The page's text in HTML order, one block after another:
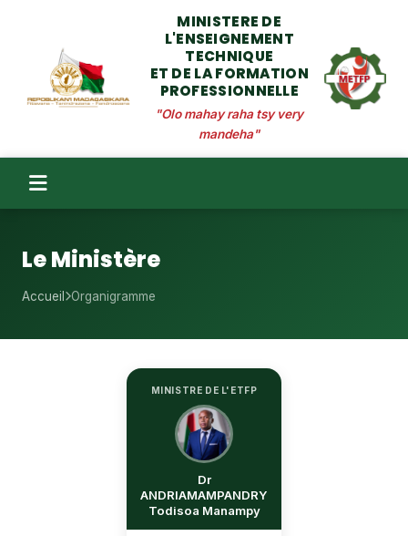
MINISTERE DE
L'ENSEIGNEMENT
TECHNIQUE
ET DE LA FORMATION
PROFESSIONNELLE
"Olo mahay raha tsy very
mandeha"
Le Ministère
Accueil Organigramme
MINISTRE DE L'ETFP
Dr
ANDRIAMAMPANDRY
Todisoa Manampy